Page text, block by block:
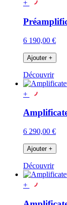
+
6 190,00 €
Ajouter +
Découvrir
+
6 290,00 €
Ajouter +
Découvrir
+